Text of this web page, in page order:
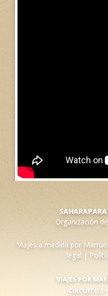
Organización
Viajes a medida por
legal |
VIAJES POR
CIRCUITOS •